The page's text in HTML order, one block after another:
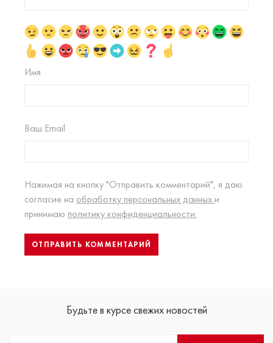
Имя
Ваш Email
Нажимая на кнопку "Отправить комментарий", я даю
согласие на обработку персональных данных и
принимаю политику конфиденциальности.
Будьте в курсе свежих новостей